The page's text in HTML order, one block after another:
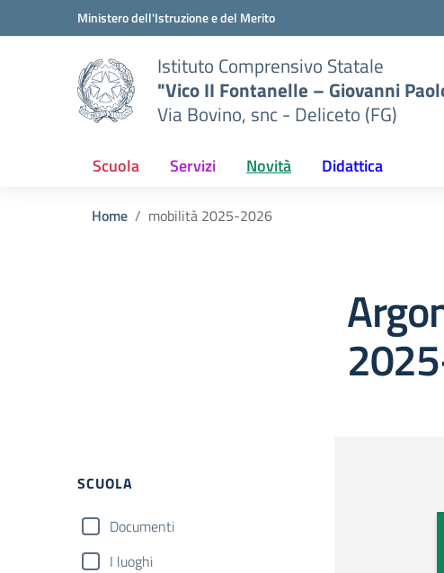
Vai ai contenuti
Vai al menu di navigazioneMinistero dell'Istruzione e del Merito
Istituto Comprensivo Statale
"Vico II Fontanelle – Giovanni
Via Bovino, snc - Deliceto (FG)
Scuola Servizi Novità Didattica
Home mobilità 2025-2026
Filtri
SCUOLA
Documenti
I luoghi